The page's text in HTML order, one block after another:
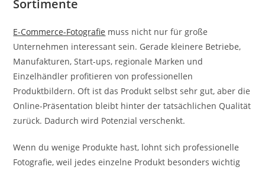
Sortimente
E-Commerce-Fotografie muss nicht nur für große
Unternehmen interessant sein. Gerade kleinere Betriebe,
Manufakturen, Start-ups, regionale Marken und
Einzelhändler profitieren von professionellen
Produktbildern. Oft ist das Produkt selbst sehr gut, aber die
Online-Präsentation bleibt hinter der tatsächlichen Qualität
zurück. Dadurch wird Potenzial verschenkt.
Wenn du wenige Produkte hast, lohnt sich professionelle
Fotografie, weil jedes einzelne Produkt besonders wichtig